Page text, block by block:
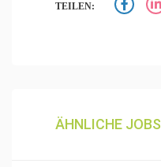
TEILEN:
ÄHNLICHE JOBS